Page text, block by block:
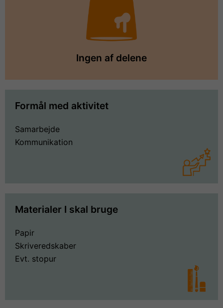
Ingen af delene
Formål med aktivitet
Samarbejde
Kommunikation
Materialer I skal bruge
Papir
Skriveredskaber
Evt. stopur